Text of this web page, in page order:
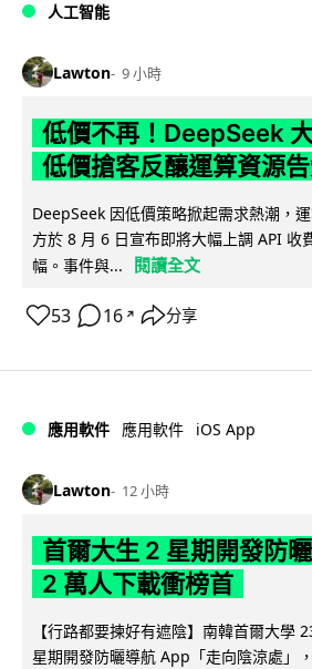
人工智能
Lawton 9 小時
低價不再！DeepSeek
低價搶客反釀運算資源
DeepSeek 因低價策略掀起需求熱潮，
方於 8 月 6 日宣布即將大幅上調 API 收
幅。事件與...
閱讀全文
53 16 ↗ 分享
應用軟件 應用軟件 iOS App
Lawton 12 小時
首爾大生 2 星期開發防
2 萬人下載衝榜首
【行路都要揀好有遮陰】南韓首爾大學
星期開發防曬導航 App「走向陰涼處」